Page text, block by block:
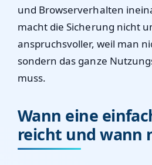
und Browserverhalten
macht die Sicherung nicht
anspruchsvoller, weil man
sondern das ganze
muss.
Wann eine
reicht und wann